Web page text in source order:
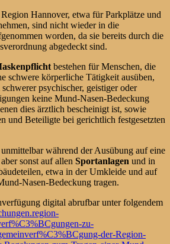
Hannover, etwa für Parkplätze und
sind nicht wieder in die
worden, da sie bereits durch die
abgedeckt sind.
bestehen für Menschen, die
schwere körperliche Tätigkeit ausüben,
psychischer, geistiger oder
keine Mund-Nasen-Bedeckung
dies ärztlich bescheinigt ist, sowie
und Beteiligte bei gerichtlich festgesetzten
während der Ausübung auf eine
sonst auf allen Sportanlagen und in
etwa in der Umkleide und auf
Nasen-Bedeckung tragen.
digital abrufbar unter folgendem
zu-
der-Region-